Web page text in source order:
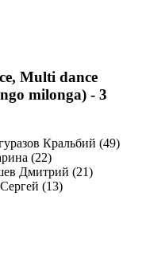
Multi dance
milonga) - 3
Кральбий (49)
(22)
Дмитрий (21)
(13)